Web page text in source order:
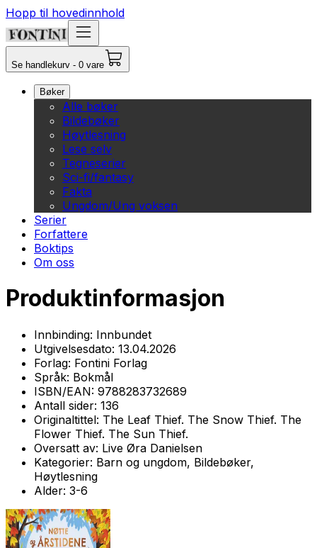
Hopp til hovedinnhold
Se handlekurv - 0 vare
Bøker
Alle bøker
Bildebøker
Høytlesning
Lese selv
Tegneserier
Sci-fi/fantasy
Fakta
Ungdom/Ung voksen
Serier
Forfattere
Boktips
Om oss
Produktinformasjon
Innbinding: Innbundet
Utgivelsesdato: 13.04.2026
Forlag: Fontini Forlag
Språk: Bokmål
ISBN/EAN: 9788283732689
Antall sider: 136
Originaltittel: The Leaf Thief. The Snow Thief. The
Flower Thief. The Sun Thief.
Oversatt av: Live Øra Danielsen
Kategorier: Barn og ungdom, Bildebøker,
Høytlesning
Alder: 3-6